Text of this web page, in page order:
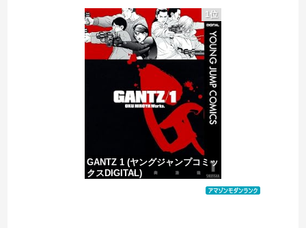
れいわ新選組の新党名は「いのちの党」 旧グッズ半額で販売 どうなる秘書給与疑惑
ジャンポケ斎藤と代理人のやりとり、「地獄すぎて完全にコントになってる……」と衝撃を受ける人が続出中
【ヤバい】100件以上の窃盗をしたトルコ国籍の男3人を逮捕 #移民 #外国人
1位
GANTZ 1 (ヤングジャンプコミッ
クスDIGITAL)
価格：¥100